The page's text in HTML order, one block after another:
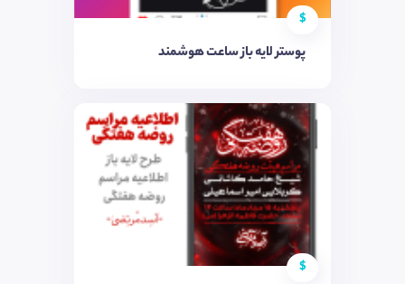
$
پوستر لایه باز ساعت هوشمند
$